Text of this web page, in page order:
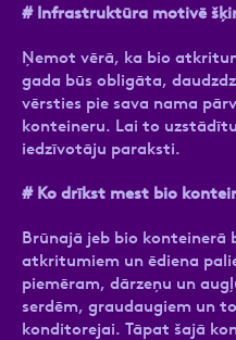
# Infrastruktūra motivē
Ņemot vērā, ka bio
gada būs obligāta,
vērsties pie sava nama
konteineru. Lai to
iedzīvotāju paraksti.
# Ko drīkst mest bio
Brūnajā jeb bio konteinerā
atkritumiem un ēdiena
piemēram, dārzeņu un
serdēm, graudaugiem un
konditorejai. Tāpat šajā